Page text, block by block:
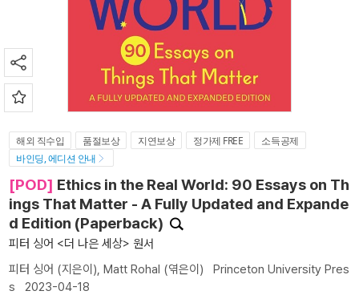
해외 직수입 품절보상 지연보상 정가제 FREE
소득공제
바인딩, 에디션 안내
[POD] Ethics in the Real World: 90 Essays on Th
ings That Matter - A Fully Updated and Expande
d Edition (Paperback)
피터 싱어 <더 나은 세상> 원서
피터 싱어 (지은이), Matt Rohal (엮은이) Princeton University Pres
s 2023-04-18